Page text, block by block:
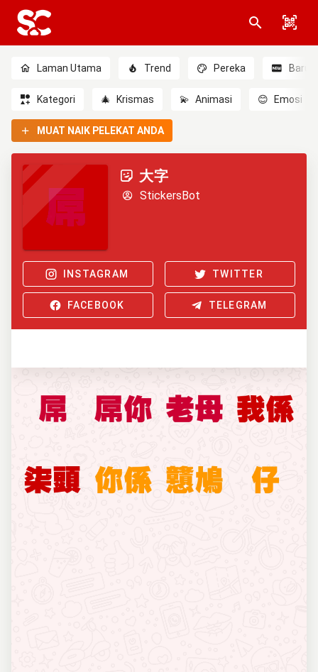
Laman Utama Trend Pereka Baru
Kategori 🎄 Krismas 💫 Animasi 😊 Emosi
MUAT NAIK PELEKAT ANDA
大字
StickersBot
INSTAGRAM TWITTER
FACEBOOK TELEGRAM